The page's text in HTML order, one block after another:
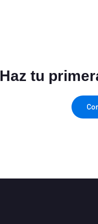
Haz tu